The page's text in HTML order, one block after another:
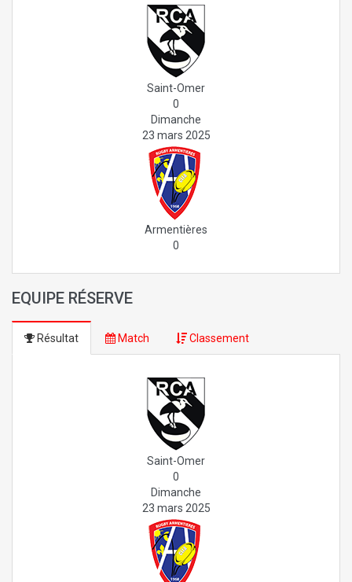
Saint-Omer
0
Dimanche
23 mars 2025
Armentières
0
EQUIPE RÉSERVE
Résultat Match Classement
Saint-Omer
0
Dimanche
23 mars 2025